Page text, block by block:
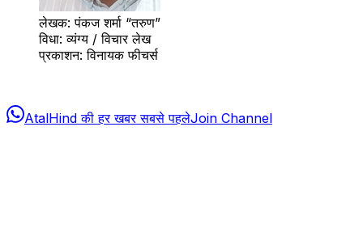
लेखक: पंकज शर्मा “तरुण”
विधा: व्यंग्य / विचार लेख
प्रकाशन: विनायक फीचर्स
AtalHind की हर खबर सबसे पहलेJoin Channel